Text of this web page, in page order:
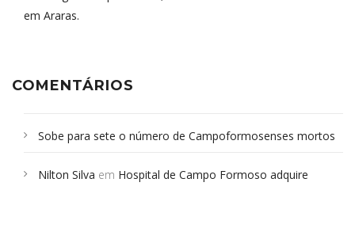
em Araras.
COMENTÁRIOS
Sobe para sete o número de Campoformosenses mortos
Campoformosenses que morreram em desabamentos são
Nilton Silva em Hospital de Campo Formoso adquire